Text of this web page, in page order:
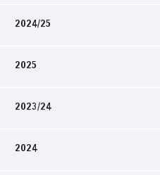
2024/25
2025
2023/24
2024